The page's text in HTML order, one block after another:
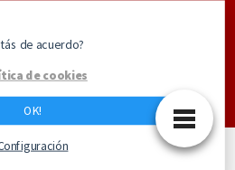
de Superhéroes
de acuerdo?
de cookies
OK!